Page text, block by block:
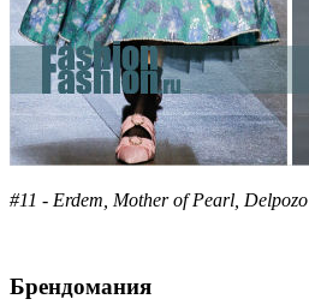
#11 - Erdem, Mother of Pearl, Delpozo
Брендомания